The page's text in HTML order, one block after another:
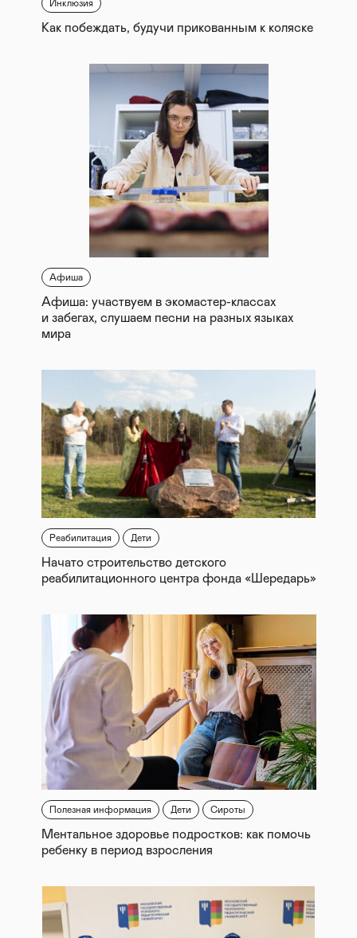
Инклюзия
Как побеждать, будучи прикованным к коляске
Афиша
Афиша: участвуем в экомастер-классах
и забегах, слушаем песни на разных языках
мира
Реабилитация Дети
Начато строительство детского
реабилитационного центра фонда «Шередарь»
Полезная информация Дети Сироты
Ментальное здоровье подростков: как помочь
ребенку в период взросления